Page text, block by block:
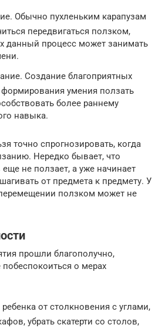
Обычно пухленьким карапузам
передвигаться ползком,
данный процесс может занимать
Создание благоприятных
умения ползать
более раннему
навыка.
точно спрогнозировать, когда
Нередко бывает, что
не ползает, а уже начинает
от предмета к предмету. У
ползком может не
прошли благополучно,
о мерах
от столкновения с углами,
убрать скатерти со столов,